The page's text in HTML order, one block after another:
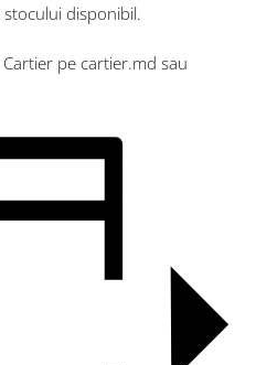
disponibil.
pe cartier.md sau